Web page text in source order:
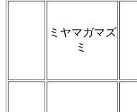
ミヤマガマズ
ミ